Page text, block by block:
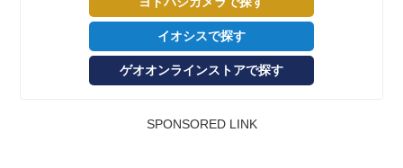
イオシスで探す
ゲオオンラインストアで探す
SPONSORED LINK